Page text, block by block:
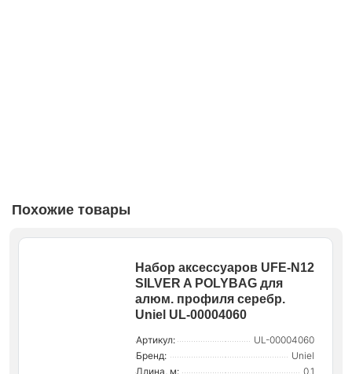
Похожие товары
Набор аксессуаров UFE-N12
SILVER A POLYBAG для
алюм. профиля серебр.
Uniel UL-00004060
Артикул:
UL-00004060
Бренд:
Uniel
Длина, м:
0.1